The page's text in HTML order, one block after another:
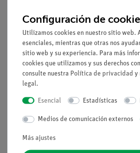
Lo que puedes aprender sobre
Celdas de cristal
sistemas de cristales
red recíproca
índices de Miller
amplitud de la estructura
Dispersión de Bragg
Volumen de suministro
Configuración de
Utilizamos cookies en nuestro sitio web.
esenciales, mientras que otras nos
sitio web y su experiencia. Para más
cookies que utilizamos y sus derechos
consulte nuestra Política de privacidad y
legal.
Esencial Estadísticas
Medios de comunicación externos
Más ajustes